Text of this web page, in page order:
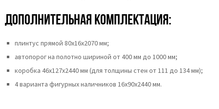
Дополнительная комплектация:
плинтус прямой 80х16х2070 мм;
автопорог на полотно шириной от 400 мм до 1000 мм;
коробка 46x127x2440 мм (для толщины стен от 111 до 134 мм);
4 варианта фигурных наличников 16х90х2440 мм.